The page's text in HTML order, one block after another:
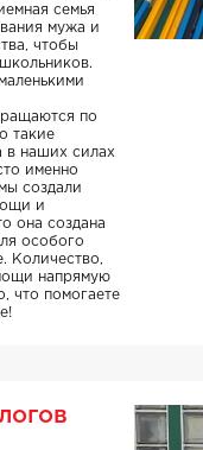
семья
мужа и
чтобы
по
такие
в наших силах
именно
создали
и
она создана
особого
Количество,
напрямую
что помогаете